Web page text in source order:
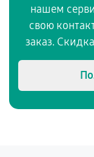
нашем
свою
заказ.